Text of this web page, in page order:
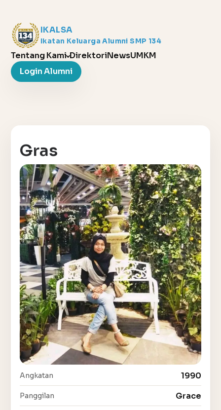
IKALSA
Ikatan Keluarga Alumni SMP 134
Tentang Kami DirektoriNewsUMKM
Login Alumni
Gras
Angkatan 1990
Panggilan Grace